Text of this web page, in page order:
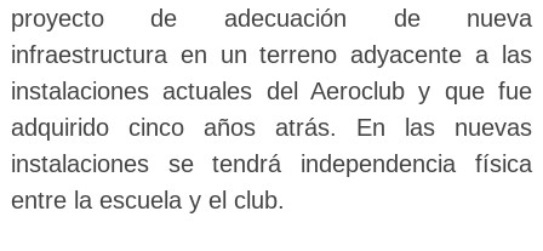
proyecto de adecuación de nueva
infraestructura en un terreno adyacente a las
instalaciones actuales del Aeroclub y que fue
adquirido cinco años atrás. En las nuevas
instalaciones se tendrá independencia física
entre la escuela y el club.